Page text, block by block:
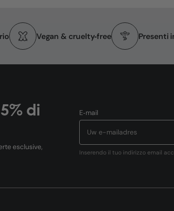
Vegan & cruelty‑free Presenti
di
esclusive,
E‑mail
Inserendo il tuo indirizzo email